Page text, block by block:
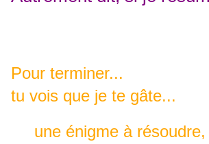
Pour terminer...
tu vois que je te gâte...
une énigme à